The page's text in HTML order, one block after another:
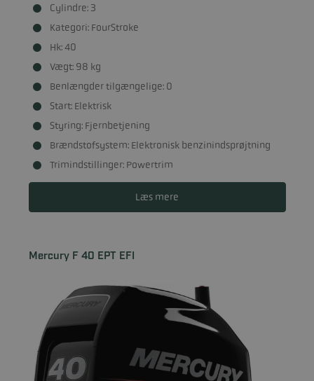
Cylindre: 3
Kategori: FourStroke
Hk: 40
Vægt: 98 kg
Benlængder tilgængelige: 0
Start: Elektrisk
Styring: Fjernbetjening
Brændstofsystem: Elektronisk benzinindsprøjtning
Trimindstillinger: Powertrim
Læs mere
Mercury F 40 EPT EFI